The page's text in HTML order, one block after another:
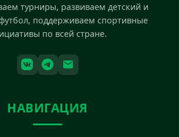
турниры, развиваем детский и
поддерживаем спортивные
по всей стране.
НАВИГАЦИЯ